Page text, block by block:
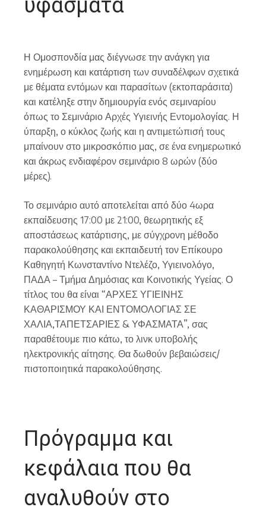
υφάσματα
Η Ομοσπονδία μας διέγνωσε την ανάγκη για
ενημέρωση και κατάρτιση των συναδέλφων σχετικά
με θέματα εντόμων και παρασίτων (εκτοπαράσιτα)
και κατέληξε στην δημιουργία ενός σεμιναρίου
όπως το Σεμινάριο Αρχές Υγιεινής Εντομολογίας. Η
ύπαρξη, ο κύκλος ζωής και η αντιμετώπισή τους
μπαίνουν στο μικροσκόπιο μας, σε ένα ενημερωτικό
και άκρως ενδιαφέρον σεμινάριο 8 ωρών (δύο
μέρες).
Το σεμινάριο αυτό αποτελείται από δύο 4ωρα
εκπαίδευσης 17:00 με 21:00, θεωρητικής εξ
αποστάσεως κατάρτισης, με σύγχρονη μέθοδο
παρακολούθησης και εκπαιδευτή τον Επίκουρο
Καθηγητή Κωνσταντίνο Ντελέζο, Υγιεινολόγο,
ΠΑΔΑ – Τμήμα Δημόσιας και Κοινοτικής Υγείας. Ο
τίτλος του θα είναι “ΑΡΧΕΣ ΥΓΙΕΙΝΗΣ
ΚΑΘΑΡΙΣΜΟΥ ΚΑΙ ΕΝΤΟΜΟΛΟΓΙΑΣ ΣΕ
ΧΑΛΙΑ,ΤΑΠΕΤΣΑΡΙΕΣ & ΥΦΑΣΜΑΤΑ”, σας
παραθέτουμε πιο κάτω, το λινκ υποβολής
ηλεκτρονικής αίτησης. Θα δωθούν βεβαιώσεις/
πιστοποιητικά παρακολούθησης.
Πρόγραμμα και
κεφάλαια που θα
αναλυθούν στο